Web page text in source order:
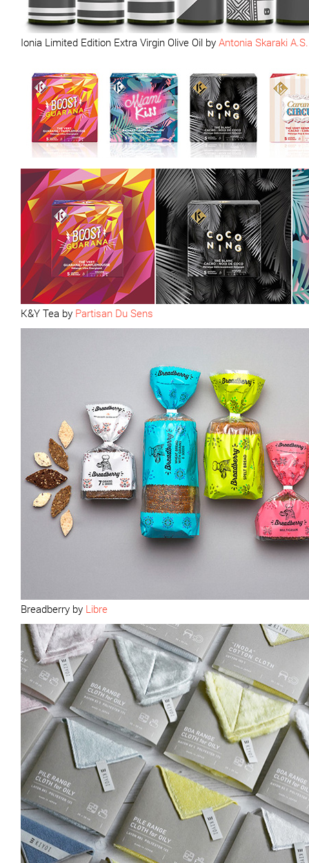
Ionia Limited Edition Extra Virgin Olive Oil by Antonia Skaraki A.S.
K&Y Tea by Partisan Du Sens
Breadberry by Libre